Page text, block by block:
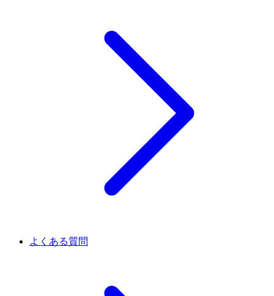
よくある質問